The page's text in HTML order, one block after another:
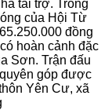
tài trợ. Trong
của Hội Từ
đồng
hoàn cảnh đặc
Sơn. Trận đấu
góp được
Yên Cư, xã